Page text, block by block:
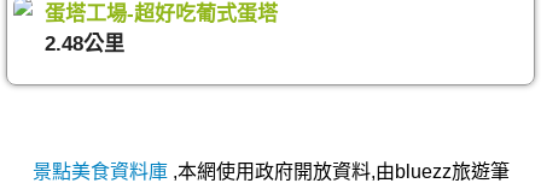
蛋塔工場-超好吃葡式蛋塔
2.48公里
景點美食資料庫,本網使用政府開放資料,由bluezz旅遊筆